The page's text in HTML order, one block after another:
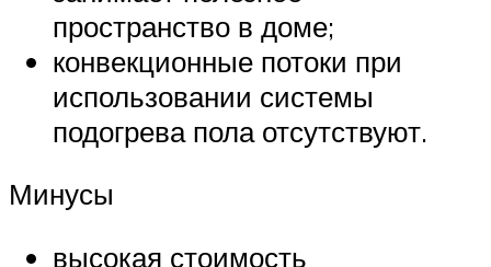
пространство в доме;
конвекционные потоки при
использовании системы
подогрева пола отсутствуют.
Минусы
высокая стоимость